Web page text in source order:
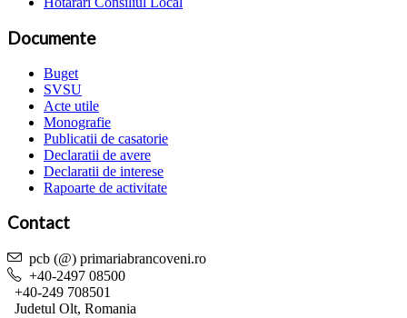
Documente
Buget
SVSU
Acte utile
Monografie
Publicatii de casatorie
Declaratii de avere
Declaratii de interese
Rapoarte de activitate
Contact
pcb (@) primariabrancoveni.ro
+40-2497 08500
+40-249 708501
Judetul Olt, Romania